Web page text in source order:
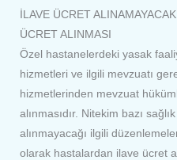
İLAVE ÜCRET
ÜCRET ALINMASI
Özel hastanelerdeki yasak
hizmetleri ve ilgili mevzuatı
hizmetlerinden mevzuat
alınmasıdır. Nitekim bazı
alınmayacağı ilgili
olarak hastalardan ilave ücret